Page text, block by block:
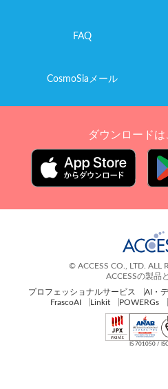
FAQ
CosmoSiaメール
ダウンロードは
© ACCESS CO., LTD. ALL
ACCESSの製品
プロフェッショナルサービス
AI・
FrascoAI
Linkit POWERGs
IS 701050 /